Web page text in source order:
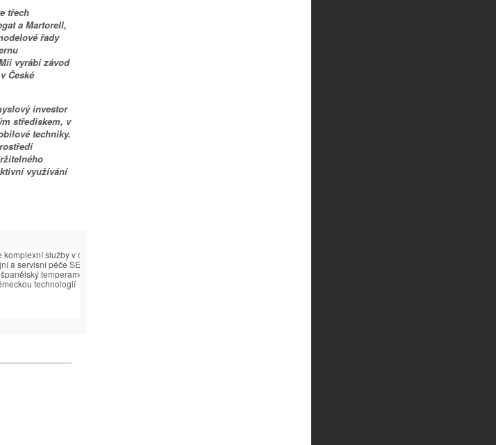
třech
a Martorell,
řady
vyrábí závod
České
investor
střediskem, v
techniky.
využívání
komplexní služby v oblasti
a servisní péče SEAT.
temperament s
technologií